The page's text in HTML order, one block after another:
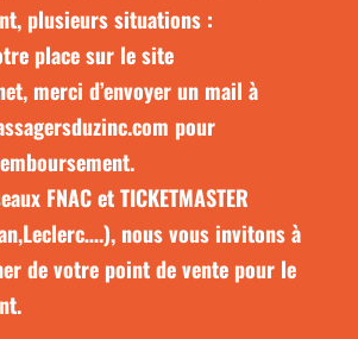
plusieurs situations :
place sur le site
, merci d’envoyer un mail à
pour
FNAC et TICKETMASTER
nous vous invitons à
de votre point de vente pour le